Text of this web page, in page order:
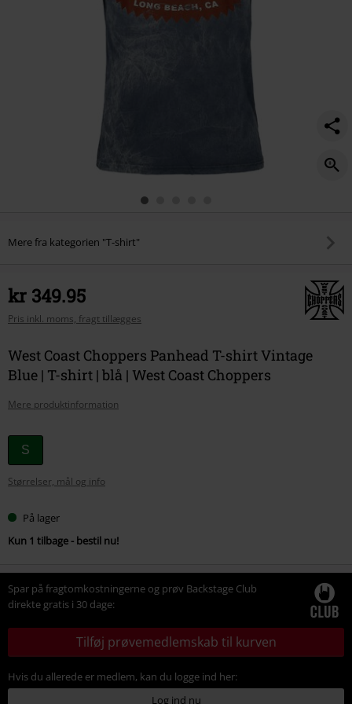
Mere fra kategorien "T-shirt"
kr 349.95
Pris inkl. moms, fragt tillægges
West Coast Choppers Panhead T-shirt Vintage
Blue | T-shirt | blå | West Coast Choppers
Mere produktinformation
Vælg
din
størrelse
S
Størrelser, mål og info
På lager
Kun 1 tilbage - bestil nu!
Spar på fragtomkostningerne og prøv Backstage Club
direkte gratis i 30 dage:
Tilføj prøvemedlemskab til kurven
Hvis du allerede er medlem, kan du logge ind her:
Log ind nu